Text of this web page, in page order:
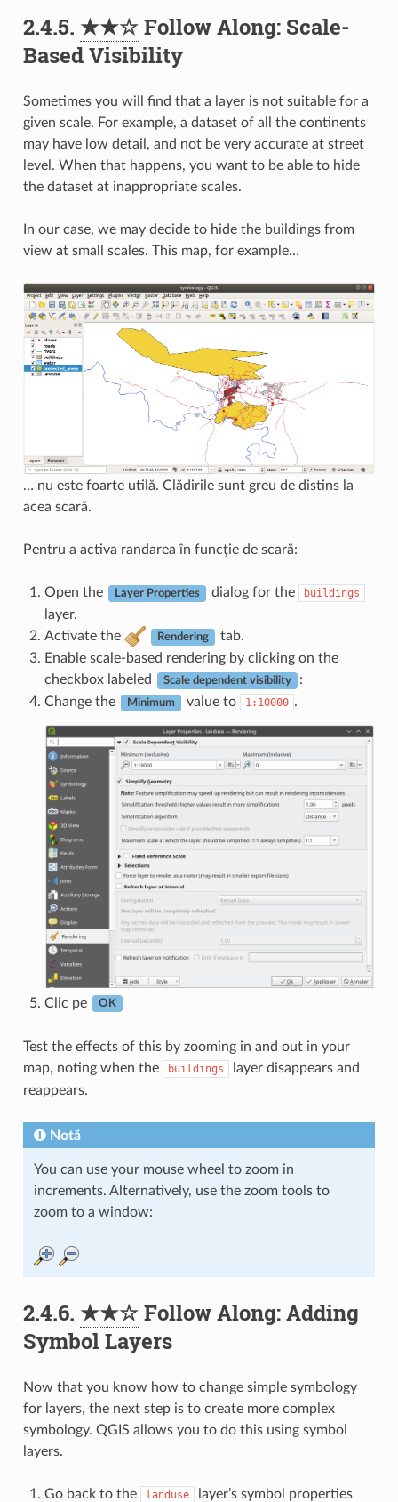
2.4.5. ★★☆Follow Along: Scale-
Based Visibility
Sometimes you will find that a layer is not suitable for a
given scale. For example, a dataset of all the continents
may have low detail, and not be very accurate at street
level. When that happens, you want to be able to hide
the dataset at inappropriate scales.
In our case, we may decide to hide the buildings from
view at small scales. This map, for example…
… nu este foarte utilă. Clădirile sunt greu de distins la
acea scară.
Pentru a activa randarea în funcţie de scară:
Open the Layer Properties dialog for the buildings
layer.
Activate the
Rendering
tab.
Enable scale-based rendering by clicking on the
checkbox labeled
Scale dependent visibility
:
Change the
Minimum value to 1:10000 .
Clic pe OK
Test the effects of this by zooming in and out in your
map, noting when the
buildings
layer disappears and
reappears.
Notă
You can use your mouse wheel to zoom in
increments. Alternatively, use the zoom tools to
zoom to a window:
2.4.6. ★★☆Follow Along: Adding
Symbol Layers
Now that you know how to change simple symbology
for layers, the next step is to create more complex
symbology. QGIS allows you to do this using symbol
layers.
Go back to the landuse
layer’s symbol properties